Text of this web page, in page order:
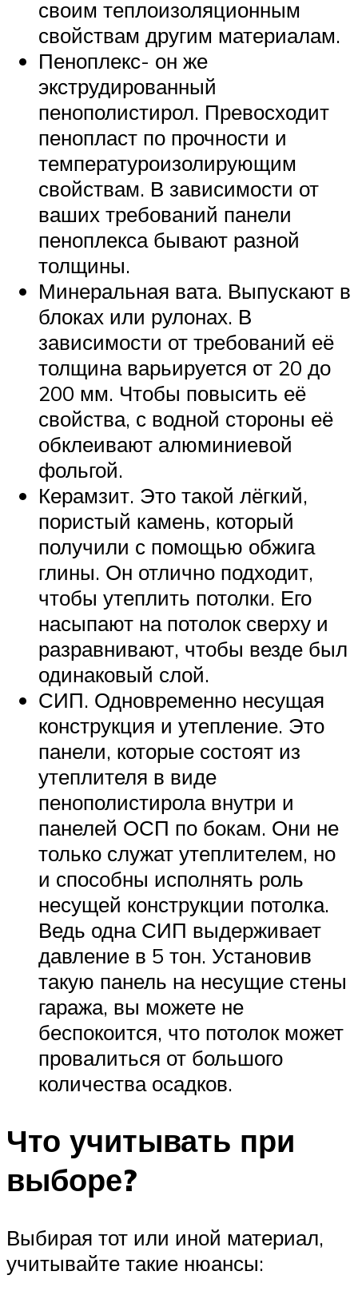
своим теплоизоляционным
свойствам другим материалам.
Пеноплекс- он же
экструдированный
пенополистирол. Превосходит
пенопласт по прочности и
температуроизолирующим
свойствам. В зависимости от
ваших требований панели
пеноплекса бывают разной
толщины.
Минеральная вата. Выпускают в
блоках или рулонах. В
зависимости от требований её
толщина варьируется от 20 до
200 мм. Чтобы повысить её
свойства, с водной стороны её
обклеивают алюминиевой
фольгой.
Керамзит. Это такой лёгкий,
пористый камень, который
получили с помощью обжига
глины. Он отлично подходит,
чтобы утеплить потолки. Его
насыпают на потолок сверху и
разравнивают, чтобы везде был
одинаковый слой.
СИП. Одновременно несущая
конструкция и утепление. Это
панели, которые состоят из
утеплителя в виде
пенополистирола внутри и
панелей ОСП по бокам. Они не
только служат утеплителем, но
и способны исполнять роль
несущей конструкции потолка.
Ведь одна СИП выдерживает
давление в 5 тон. Установив
такую панель на несущие стены
гаража, вы можете не
беспокоится, что потолок может
провалиться от большого
количества осадков.
Что учитывать при
выборе?
Выбирая тот или иной материал,
учитывайте такие нюансы: